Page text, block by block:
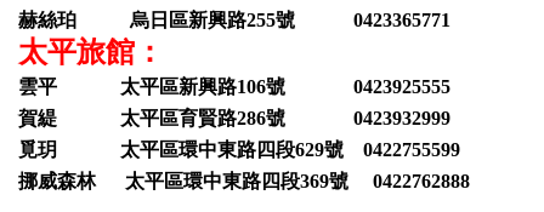
赫絲珀 烏日區新興路255號 0423365771
太平旅館：
雲平 太平區新興路106號 0423925555
賀緹 太平區育賢路286號 0423932999
覓玥 太平區環中東路四段629號 0422755599
挪威森林 太平區環中東路四段369號 0422762888